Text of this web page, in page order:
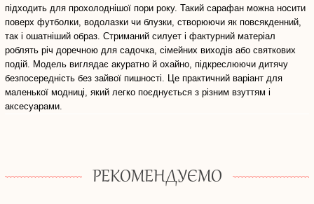
підходить для прохолоднішої пори року. Такий сарафан можна носити
поверх футболки, водолазки чи блузки, створюючи як повсякденний,
так і ошатніший образ. Стриманий силует і фактурний матеріал
роблять річ доречною для садочка, сімейних виходів або святкових
подій. Модель виглядає акуратно й охайно, підкреслюючи дитячу
безпосередність без зайвої пишності. Це практичний варіант для
маленької модниці, який легко поєднується з різним взуттям і
аксесуарами.
РЕКОМЕНДУЄМО